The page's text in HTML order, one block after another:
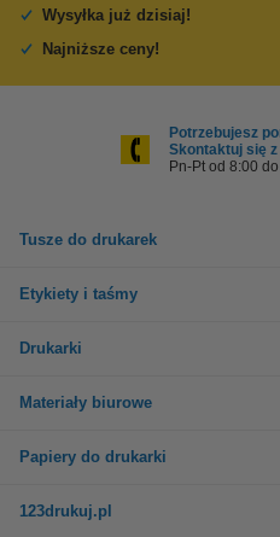
Wysyłka już dzisiaj!
Najniższe ceny!
Potrzebujesz
Skontaktuj się z
Pn-Pt od 8:00
Tusze do drukarek
Etykiety i taśmy
Drukarki
Materiały biurowe
Papiery do drukarki
123drukuj.pl